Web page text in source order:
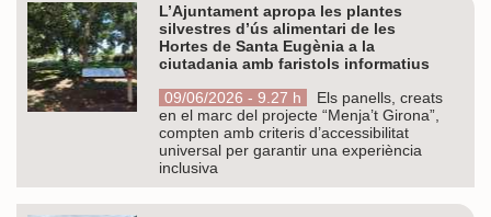
L’Ajuntament apropa les plantes
silvestres d’ús alimentari de les
Hortes de Santa Eugènia a la
ciutadania amb faristols informatius
09/06/2026 - 9.27 h
Els panells, creats
en el marc del projecte “Menja’t Girona”,
compten amb criteris d’accessibilitat
universal per garantir una experiència
inclusiva